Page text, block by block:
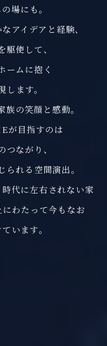
場にも。
アイデアと経験、
駆使して、
ームに抱く
します。
族の笑顔と感動。
目指すのは
つながり、
れる空間演出。
代に左右されない家
わたって今もなお
います。